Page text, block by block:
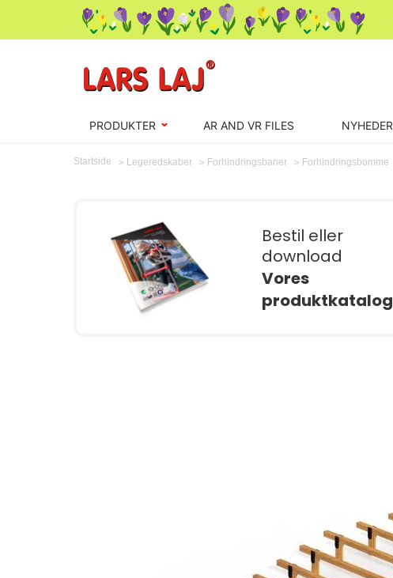
PRODUKTER AR AND VR FILES NYHEDER
Startside Legeredskaber Forhindringsbaner Forhindringsbomme
Bestil eller
download
Vores
produktkatalog